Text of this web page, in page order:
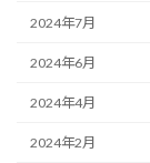
2024年7月
2024年6月
2024年4月
2024年2月